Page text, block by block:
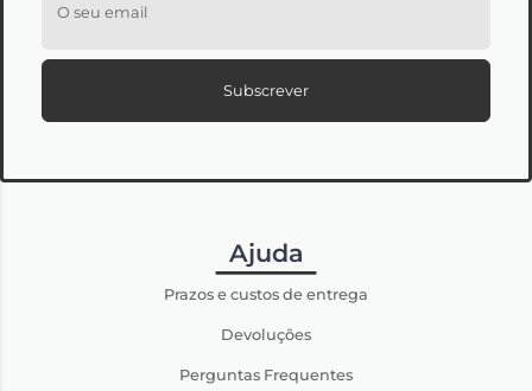
O seu email
Subscrever
Ajuda
Prazos e custos de entrega
Devoluções
Perguntas Frequentes